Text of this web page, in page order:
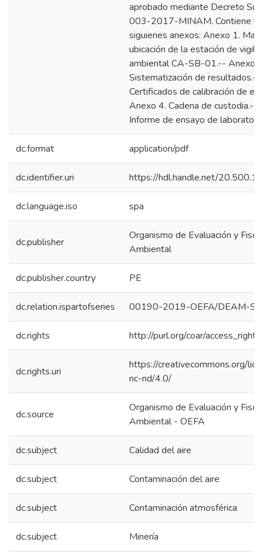
aprobado mediante Decreto
003-2017-MINAM. Contiene
siguienes anexos: Anexo 1.
ubicación de la estación de
ambiental CA-SB-01.-- Anexo
Sistematización de
Certificados de calibración de
Anexo 4. Cadena de custodia.--
Informe de ensayo de
dc.format application/pdf
dc.identifier.uri https://hdl.handle.net/
dc.language.iso spa
dc.publisher
Organismo de Evaluación y
Ambiental
dc.publisher.country PE
dc.relation.ispartofseries 00190-2019-OEFA/DEAM-
dc.rights http://purl.org/coar/access_right/
dc.rights.uri
https://creativecommons.org/
nc-nd/4.0/
dc.source
Organismo de Evaluación y
Ambiental - OEFA
dc.subject Calidad del aire
dc.subject Contaminación del aire
dc.subject Contaminación atmosférica
dc.subject Minería